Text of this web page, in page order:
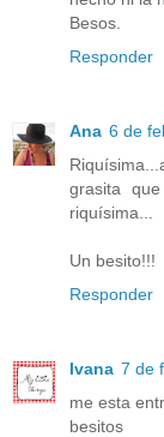
Besos.
Responder
Ana 6 de
grasita
riquísima...
Un besito!!!
Responder
Ivana 7 de
me esta
besitos